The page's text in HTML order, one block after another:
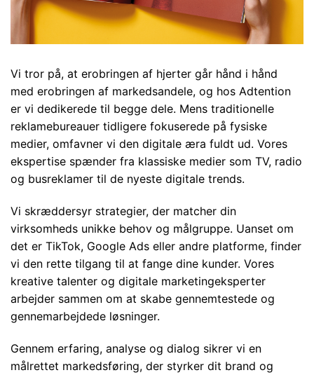
Vi tror på, at erobringen af hjerter går hånd i hånd
med erobringen af markedsandele, og hos Adtention
er vi dedikerede til begge dele. Mens traditionelle
reklamebureauer tidligere fokuserede på fysiske
medier, omfavner vi den digitale æra fuldt ud. Vores
ekspertise spænder fra klassiske medier som TV, radio
og busreklamer til de nyeste digitale trends.
Vi skræddersyr strategier, der matcher din
virksomheds unikke behov og målgruppe. Uanset om
det er TikTok, Google Ads eller andre platforme, finder
vi den rette tilgang til at fange dine kunder. Vores
kreative talenter og digitale marketingeksperter
arbejder sammen om at skabe gennemtestede og
gennemarbejdede løsninger.
Gennem erfaring, analyse og dialog sikrer vi en
målrettet markedsføring, der styrker dit brand og